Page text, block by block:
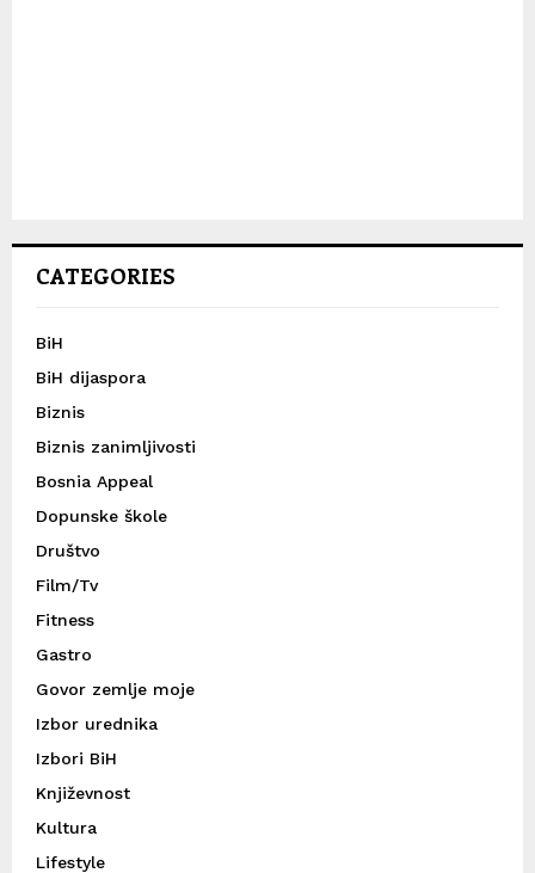
CATEGORIES
BiH
BiH dijaspora
Biznis
Biznis zanimljivosti
Bosnia Appeal
Dopunske škole
Društvo
Film/Tv
Fitness
Gastro
Govor zemlje moje
Izbor urednika
Izbori BiH
Književnost
Kultura
Lifestyle